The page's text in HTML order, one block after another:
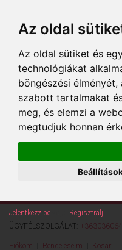
Az oldal
Az oldal sütiket és
technológiákat
böngészési
szabott tartalmakat
meg, és elemzi a
megtudjuk honnan
Jelentkezz be
Regisztrálj!
ÜGYFÉLSZOLGÁLAT:
Fiókom Rendeléseim Kosár